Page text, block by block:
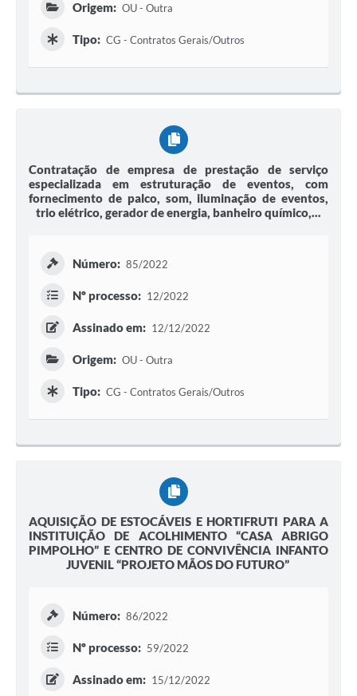
Origem: OU - Outra
Tipo: CG - Contratos Gerais/Outros
Contratação de empresa de prestação de serviço
especializada em estruturação de eventos, com
fornecimento de palco, som, iluminação de eventos,
trio elétrico, gerador de energia, banheiro químico,...
Número: 85/2022
Nº processo: 12/2022
Assinado em: 12/12/2022
Origem: OU - Outra
Tipo: CG - Contratos Gerais/Outros
AQUISIÇÃO DE ESTOCÁVEIS E HORTIFRUTI PARA A
INSTITUIÇÃO DE ACOLHIMENTO “CASA ABRIGO
PIMPOLHO” E CENTRO DE CONVIVÊNCIA INFANTO
JUVENIL “PROJETO MÃOS DO FUTURO”
Número: 86/2022
Nº processo: 59/2022
Assinado em: 15/12/2022